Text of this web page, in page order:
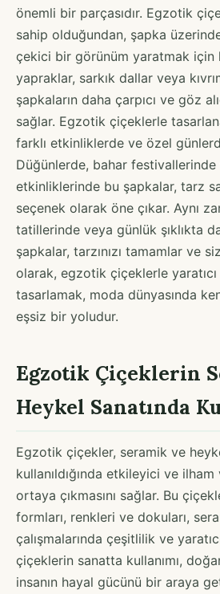
önemli bir parçasıdır. Egzotik
sahip olduğundan, şapka
çekici bir görünüm yaratmak için
yapraklar, sarkık dallar veya
şapkaların daha çarpıcı ve göz
sağlar. Egzotik çiçeklerle
farklı etkinliklerde ve özel
Düğünlerde, bahar
etkinliklerinde bu şapkalar, tarz
seçenek olarak öne çıkar. Aynı
tatillerinde veya günlük şıklıkta
şapkalar, tarzınızı tamamlar ve
olarak, egzotik çiçeklerle yaratıcı
tasarlamak, moda dünyasında
eşsiz bir yoludur.
Egzotik Çiçeklerin
Heykel Sanatında
Egzotik çiçekler, seramik ve
kullanıldığında etkileyici ve
ortaya çıkmasını sağlar. Bu
formları, renkleri ve dokuları,
çalışmalarında çeşitlilik ve
çiçeklerin sanatta kullanımı,
insanın hayal gücünü bir araya